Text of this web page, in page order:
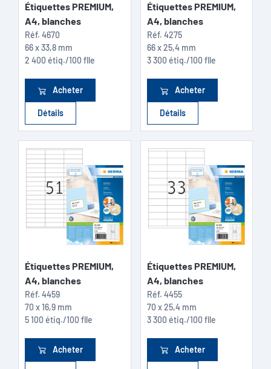
Étiquettes PREMIUM,
A4, blanches
Réf. 4670
66 x 33,8 mm
2 400 étiq./100 flle
Acheter
Détails
Étiquettes PREMIUM,
A4, blanches
Réf. 4275
66 x 25,4 mm
3 300 étiq./100 flle
Acheter
Détails
Étiquettes PREMIUM,
A4, blanches
Réf. 4459
70 x 16,9 mm
5 100 étiq./100 flle
Acheter
Étiquettes PREMIUM,
A4, blanches
Réf. 4455
70 x 25,4 mm
3 300 étiq./100 flle
Acheter